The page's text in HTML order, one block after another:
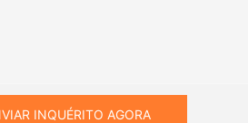
INQUÉRITO AGORA